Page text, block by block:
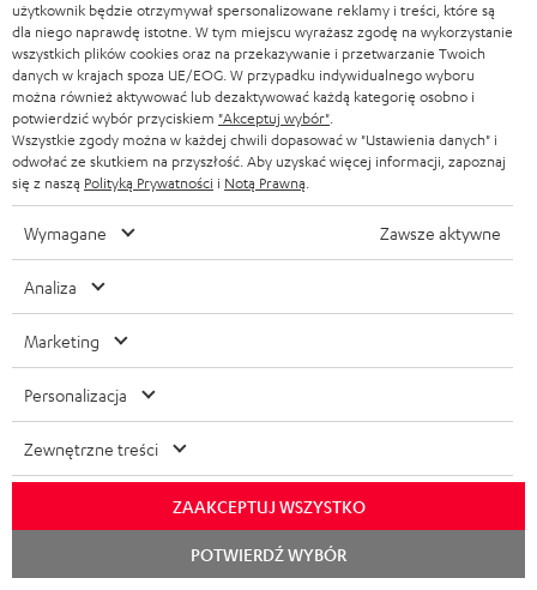
Nauszniki (Para) do REAL
BLUE PRO
Wymienne nauszniki do
słuchawek REAL BLUE PRO
109,00 zł
Pełna zawartość zestawu
REAL BLUE PRO
1 × Nauszniki (Para) do REAL BLUE PRO – Titanium Gray
1 × Kabel audio z pilotem do REAL BLUE PRO – Titanium Gray
użytkownik będzie otrzymywał spersonalizowane reklamy i treści, które są
dla niego naprawdę istotne. W tym miejscu wyrażasz zgodę na wykorzystanie
wszystkich plików cookies oraz na przekazywanie i przetwarzanie Twoich
danych w krajach spoza UE/EOG. W przypadku indywidualnego wyboru
można również aktywować lub dezaktywować każdą kategorię osobno i
potwierdzić wybór przyciskiem "Akceptuj wybór"
Wszystkie zgody można w każdej chwili dopasować w "Ustawienia danych" i
odwołać ze skutkiem na przyszłość. Aby uzyskać więcej informacji, zapoznaj
się z naszą Polityką Prywatności i Notą Prawną
Wymagane Zawsze aktywne
Analiza
Marketing
Personalizacja
Zewnętrzne treści
ZAAKCEPTUJ WSZYSTKO
POTWIERDŹ WYBÓR